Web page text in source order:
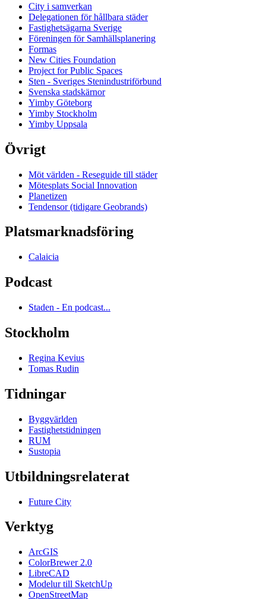
City i samverkan
Delegationen för hållbara städer
Fastighetsägarna Sverige
Föreningen för Samhällsplanering
Formas
New Cities Foundation
Project for Public Spaces
Sten - Sveriges Stenindustriförbund
Svenska stadskärnor
Yimby Göteborg
Yimby Stockholm
Yimby Uppsala
Övrigt
Möt världen - Reseguide till städer
Mötesplats Social Innovation
Planetizen
Tendensor (tidigare Geobrands)
Platsmarknadsföring
Calaicia
Podcast
Staden - En podcast...
Stockholm
Regina Kevius
Tomas Rudin
Tidningar
Byggvärlden
Fastighetstidningen
RUM
Sustopia
Utbildningsrelaterat
Future City
Verktyg
ArcGIS
ColorBrewer 2.0
LibreCAD
Modelur till SketchUp
OpenStreetMap